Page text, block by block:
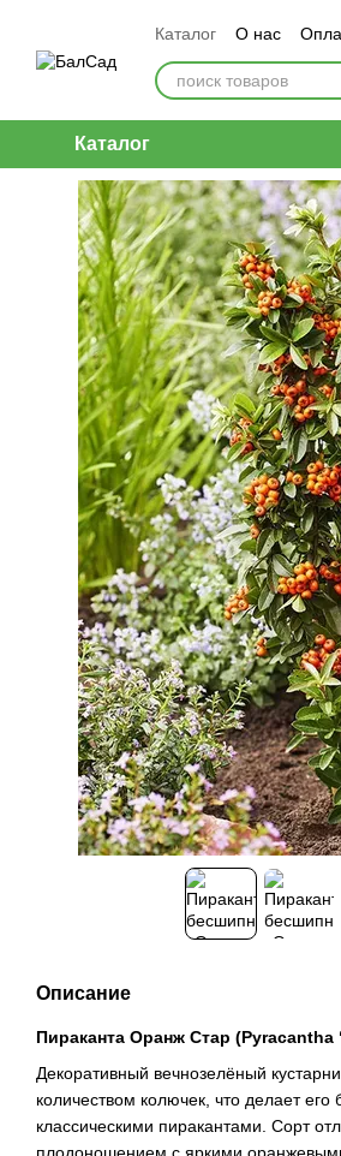
Каталог О нас
Каталог
Описание
Пираканта Оранж Стар (Pyracantha
Декоративный вечнозелёный
количеством колючек, что делает
классическими пиракантами. Сорт